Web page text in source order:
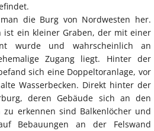
die Burg von Nordwesten her.
ist ein kleiner Graben, der mit einer
wurde und wahrscheinlich an
Zugang liegt. Hinter der
sich eine Doppeltoranlage, vor
Wasserbecken. Direkt hinter der
deren Gebäude sich an den
zu erkennen sind Balkenlöcher und
Bebauungen an der Felswand